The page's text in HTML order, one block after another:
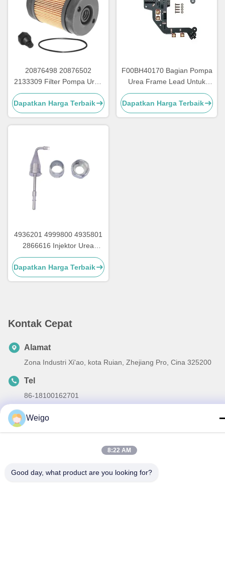
20876498 20876502
2133309 Filter Pompa Urea
Untuk Bagian Perbaikan
Pompa Adblue
Dapatkan Harga Terbaik
F00BH40170 Bagian Pompa
Urea Frame Lead Untuk
Papan Sirkuit Pompa Urea
Dapatkan Harga Terbaik
4936201 4999800 4935801
2866616 Injektor Urea
Dengan Nut Sekrup Untuk
Bagian Pompa Urea
Cummins
Dapatkan Harga Terbaik
Kontak Cepat
Alamat
Zona Industri Xi'ao, kota Ruian, Zhejiang Pro, Cina 325200
Tel
86-18100162701
Surel
Weigo
8:22 AM
Good day, what product are you looking for?